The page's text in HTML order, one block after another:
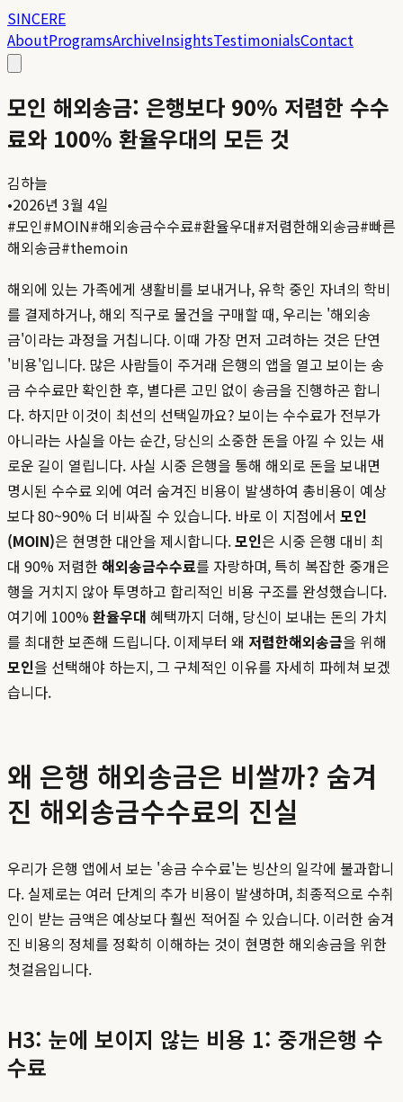
SINCERE
AboutProgramsArchiveInsightsTestimonialsContact
모인 해외송금: 은행보다 90% 저렴한 수수
료와 100% 환율우대의 모든 것
김하늘
•2026년 3월 4일
#모인#MOIN#해외송금수수료#환율우대#저렴한해외송금#빠른
해외송금#themoin
해외에 있는 가족에게 생활비를 보내거나, 유학 중인 자녀의 학비
를 결제하거나, 해외 직구로 물건을 구매할 때, 우리는 '해외송
금'이라는 과정을 거칩니다. 이때 가장 먼저 고려하는 것은 단연
'비용'입니다. 많은 사람들이 주거래 은행의 앱을 열고 보이는 송
금 수수료만 확인한 후, 별다른 고민 없이 송금을 진행하곤 합니
다. 하지만 이것이 최선의 선택일까요? 보이는 수수료가 전부가
아니라는 사실을 아는 순간, 당신의 소중한 돈을 아낄 수 있는 새
로운 길이 열립니다. 사실 시중 은행을 통해 해외로 돈을 보내면
명시된 수수료 외에 여러 숨겨진 비용이 발생하여 총비용이 예상
보다 80~90% 더 비싸질 수 있습니다. 바로 이 지점에서 모인
(MOIN)은 현명한 대안을 제시합니다.모인은 시중 은행 대비 최
대 90% 저렴한해외송금수수료를 자랑하며, 특히 복잡한 중개은
행을 거치지 않아 투명하고 합리적인 비용 구조를 완성했습니다.
여기에 100%환율우대 혜택까지 더해, 당신이 보내는 돈의 가치
를 최대한 보존해 드립니다. 이제부터 왜 저렴한해외송금을 위해
모인을 선택해야 하는지, 그 구체적인 이유를 자세히 파헤쳐 보겠
습니다.
왜 은행 해외송금은 비쌀까? 숨겨
진 해외송금수수료의 진실
우리가 은행 앱에서 보는 '송금 수수료'는 빙산의 일각에 불과합니
다. 실제로는 여러 단계의 추가 비용이 발생하며, 최종적으로 수취
인이 받는 금액은 예상보다 훨씬 적어질 수 있습니다. 이러한 숨겨
진 비용의 정체를 정확히 이해하는 것이 현명한 해외송금을 위한
첫걸음입니다.
H3: 눈에 보이지 않는 비용 1: 중개은행 수
수료